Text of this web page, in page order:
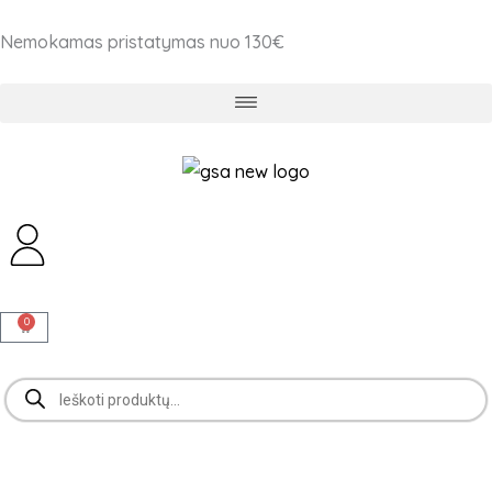
prie
Nemokamas pristatymas nuo 130€
0
Cart
Products
search